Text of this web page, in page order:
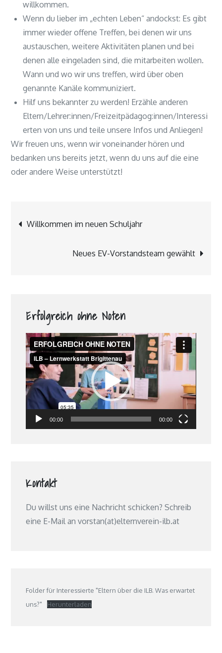
willkommen.
Wenn du lieber im „echten Leben“ andockst: Es gibt
immer wieder offene Treffen, bei denen wir uns
austauschen, weitere Aktivitäten planen und bei
denen alle eingeladen sind, die mitarbeiten wollen.
Wann und wo wir uns treffen, wird über oben
genannte Kanäle kommuniziert.
Hilf uns bekannter zu werden! Erzähle anderen
Eltern/Lehrer:innen/Freizeitpädagog:innen/Interessi
erten von uns und teile unsere Infos und Anliegen!
Wir freuen uns, wenn wir voneinander hören und
bedanken uns bereits jetzt, wenn du uns auf die eine
oder andere Weise unterstützt!
Beitragsnavigation
Willkommen im neuen Schuljahr
Neues EV-Vorstandsteam gewählt
Erfolgreich ohne Noten
Video-
Player
00:00 00:00
Kontakt
Du willst uns eine Nachricht schicken? Schreib
eine E-Mail an vorstan(at)elternverein-ilb.at
Folder für Interessierte "Eltern über die ILB. Was erwartet
uns?"
Herunterladen